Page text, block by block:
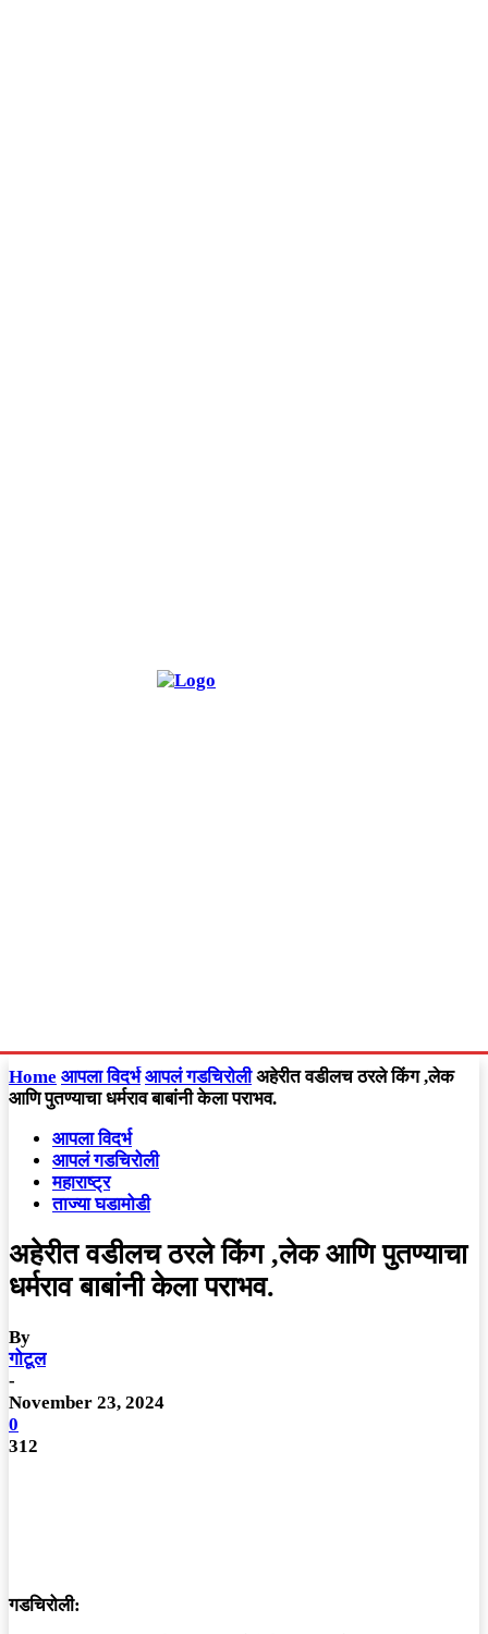
Home आपला विदर्भ आपलं गडचिरोली अहेरीत वडीलच ठरले किंग ,लेक
आणि पुतण्याचा धर्मराव बाबांनी केला पराभव.
आपला विदर्भ
आपलं गडचिरोली
महाराष्ट्र
ताज्या घडामोडी
अहेरीत वडीलच ठरले किंग ,लेक आणि पुतण्याचा
धर्मराव बाबांनी केला पराभव.
By
गोटूल
-
November 23, 2024
0
312
गडचिरोली: